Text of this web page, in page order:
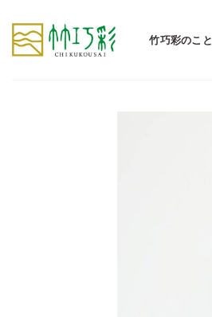
content
竹巧彩のこと